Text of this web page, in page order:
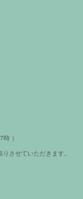
）
させていただきます。